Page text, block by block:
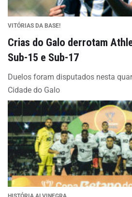
VITÓRIAS DA BASE!
Crias do Galo derrotam
Sub-15 e Sub-17
Duelos foram disputados nesta
Cidade do Galo